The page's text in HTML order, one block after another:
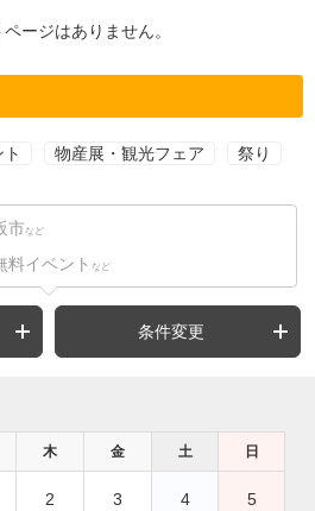
ージはありません。
物産展・観光フェア 祭り
市 など
料イベント など
条件変更
木 金 土 日
2 3 4 5